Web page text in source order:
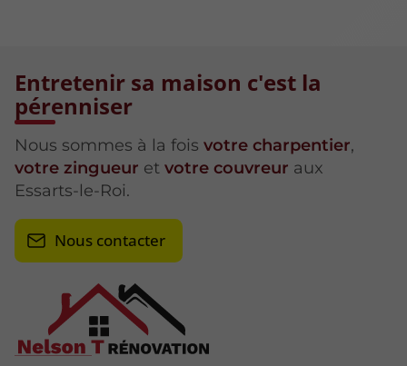
Entretenir sa maison c'est la
pérenniser
Nous sommes à la fois votre charpentier,
votre zingueur et votre couvreur aux
Essarts-le-Roi.
Nous contacter